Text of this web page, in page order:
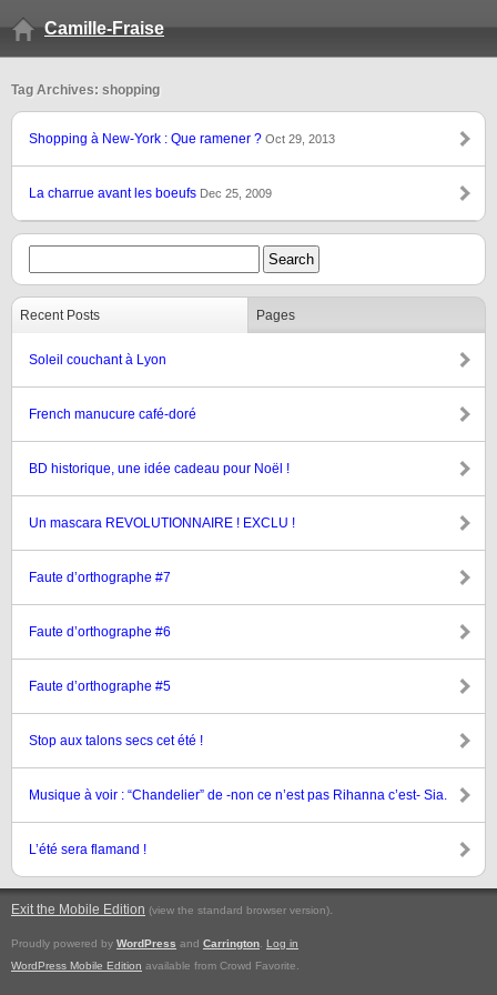
Camille-Fraise
Tag Archives: shopping
Shopping à New-York : Que ramener ? Oct 29, 2013
La charrue avant les boeufs Dec 25, 2009
Recent Posts Pages
Soleil couchant à Lyon
French manucure café-doré
BD historique, une idée cadeau pour Noël !
Un mascara REVOLUTIONNAIRE ! EXCLU !
Faute d’orthographe #7
Faute d’orthographe #6
Faute d’orthographe #5
Stop aux talons secs cet été !
Musique à voir : “Chandelier” de -non ce n’est pas Rihanna c’est- Sia.
L’été sera flamand !
Exit the Mobile Edition (view the standard browser version).
Proudly powered by WordPress and Carrington
Log in
WordPress Mobile Edition available from Crowd Favorite.